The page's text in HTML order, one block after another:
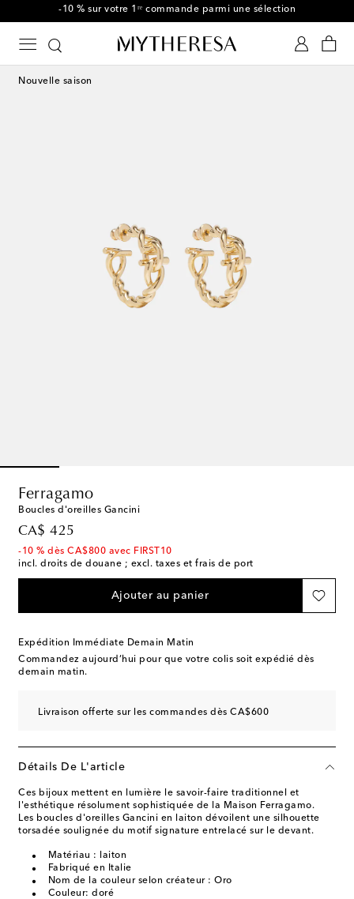
-10 % sur votre 1ʳᵉ commande parmi une sélection
Nouvelle saison
Ferragamo
Boucles d'oreilles Gancini
CA$ 425
original price
-10 % dès CA$800 avec FIRST10
incl. droits de douane ; excl. taxes et frais de port
Ajouter au panier
Expédition Immédiate Demain Matin
Commandez aujourd’hui pour que votre colis soit expédié dès
demain matin.
Livraison offerte sur les commandes dès CA$600
Détails De L'article
Ces bijoux mettent en lumière le savoir-faire traditionnel et
l'esthétique résolument sophistiquée de la Maison Ferragamo.
Les boucles d'oreilles Gancini en laiton dévoilent une silhouette
torsadée soulignée du motif signature entrelacé sur le devant.
Matériau : laiton
Fabriqué en Italie
Nom de la couleur selon créateur : Oro
Couleur: doré